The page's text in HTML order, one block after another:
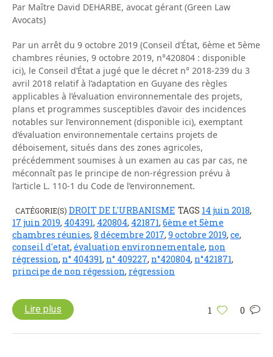
Par Maître David DEHARBE, avocat gérant (Green Law
Avocats)
Par un arrêt du 9 octobre 2019 (Conseil d’État, 6ème et 5ème
chambres réunies, 9 octobre 2019, n°420804 : disponible
ici), le Conseil d’État a jugé que le décret n° 2018-239 du 3
avril 2018 relatif à l’adaptation en Guyane des règles
applicables à l’évaluation environnementale des projets,
plans et programmes susceptibles d’avoir des incidences
notables sur l’environnement (disponible ici), exemptant
d’évaluation environnementale certains projets de
déboisement, situés dans des zones agricoles,
précédemment soumises à un examen au cas par cas, ne
méconnaît pas le principe de non-régression prévu à
l’article L. 110-1 du Code de l’environnement.
CATÉGORIE(S) DROIT DE L'URBANISME TAGS 14 juin 2018,
17 juin 2019, 404391, 420804, 421871, 6ème et 5ème
chambres réunies, 8 décembre 2017, 9 octobre 2019, ce,
conseil d'etat, évaluation environnementale, non
régression, n° 404391, n° 409227, n°420804, n°421871,
principe de non régession, régression
1 0
Lire plus